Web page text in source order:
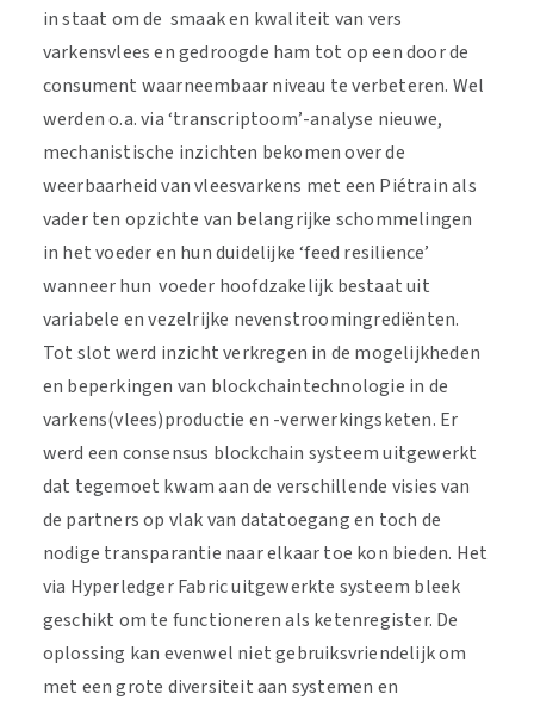
in staat om de smaak en kwaliteit van vers
varkensvlees en gedroogde ham tot op een door de
consument waarneembaar niveau te verbeteren. Wel
werden o.a. via ‘transcriptoom’-analyse nieuwe,
mechanistische inzichten bekomen over de
weerbaarheid van vleesvarkens met een Piétrain als
vader ten opzichte van belangrijke schommelingen
in het voeder en hun duidelijke ‘feed resilience’
wanneer hun voeder hoofdzakelijk bestaat uit
variabele en vezelrijke nevenstroomingrediënten.
Tot slot werd inzicht verkregen in de mogelijkheden
en beperkingen van blockchaintechnologie in de
varkens(vlees)productie en -verwerkingsketen. Er
werd een consensus blockchain systeem uitgewerkt
dat tegemoet kwam aan de verschillende visies van
de partners op vlak van datatoegang en toch de
nodige transparantie naar elkaar toe kon bieden. Het
via Hyperledger Fabric uitgewerkte systeem bleek
geschikt om te functioneren als ketenregister. De
oplossing kan evenwel niet gebruiksvriendelijk om
met een grote diversiteit aan systemen en